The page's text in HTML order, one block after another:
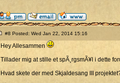
#8 Posted: Wed Jan 22, 2014 15:16
Hey Allesammen
Tillader mig at stille et spÃ¸rgsmÃ¥l i dette
Hvad skete der med Skjaldesang III